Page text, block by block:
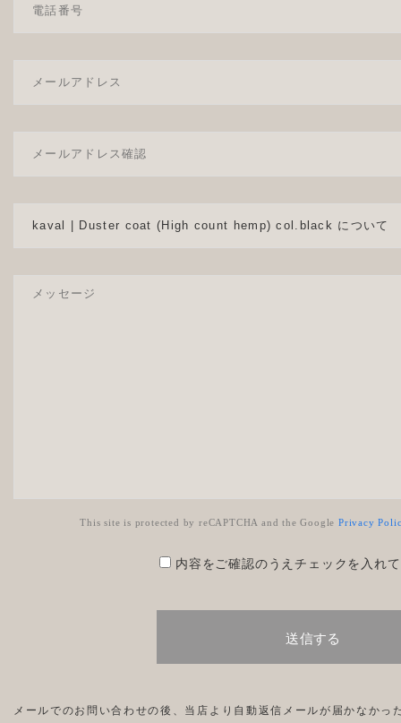
This site is protected by reCAPTCHA and the GooglePrivacy
内容をご確認のうえチェックを入れ
メールでのお問い合わせの後、当店より自動返信メールが届かなかっ